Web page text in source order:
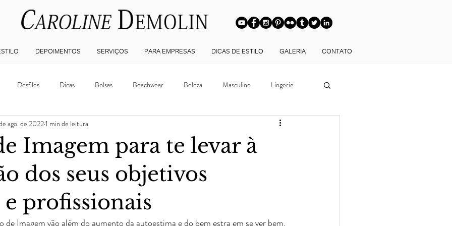
DEPOIMENTOS SERVIÇOS PARA EMPRESAS DICAS DE ESTILO GALERIA CONTATO
Desfiles Dicas Bolsas Beachwear Beleza Masculino Lingerie
Vídeos Acessórios
Cliente Personal Organizer
Personal Stylist BH Consultoria de Imagem BH
Imagem para te levar à
dos seus objetivos
e profissionais
ago. de 20221 min de leitura
de Imagem vão além do aumento da autoestima e do bem estra em se ver bem.